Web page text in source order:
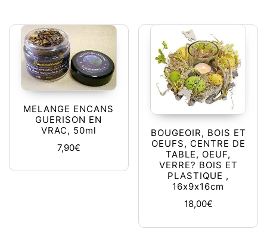
MELANGE ENCANS
GUERISON EN
VRAC, 50ml
7,90€
BOUGEOIR, BOIS ET
OEUFS, CENTRE DE
TABLE, OEUF,
VERRE? BOIS ET
PLASTIQUE ,
16x9x16cm
18,00€